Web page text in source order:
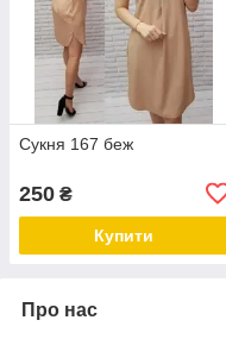
Сукня 167 беж
250 ₴
Купити
Про нас